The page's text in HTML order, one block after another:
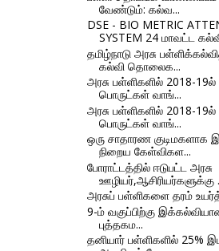
வேண்டும்: கல்வ...
DSE - BIO METRIC
SYSTEM 24 மாவட்ட
தமிழ்நாடு அரசு
கல்வி தொலைக...
அரசு பள்ளிகளில் 2018-19ல்
பொருட்கள் வாங்...
அரசு பள்ளிகளில் 2018-19ல்
பொருட்கள் வாங்...
ஒரு சாதாரண குடிமகளாக
நிறைய கேள்விகள...
போராட்டத்தில் ஈடுபட்ட அரசு
ஊழியர்,ஆசிரியர்களுக்கு
அரசுப் பள்ளிகளை தரம்
9-ம் வகுப்பிற்கு
புத்தகம...
தனியார் பள்ளிகளில் 25%